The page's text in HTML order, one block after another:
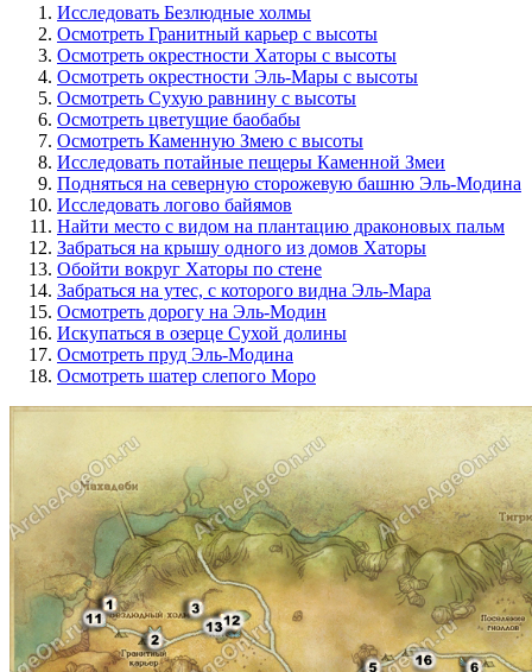
Исследовать Безлюдные холмы
Осмотреть Гранитный карьер с высоты
Осмотреть окрестности Хаторы с высоты
Осмотреть окрестности Эль-Мары с высоты
Осмотреть Сухую равнину с высоты
Осмотреть цветущие баобабы
Осмотреть Каменную Змею с высоты
Исследовать потайные пещеры Каменной Змеи
Подняться на северную сторожевую башню Эль-Модина
Исследовать логово байямов
Найти место с видом на плантацию драконовых пальм
Забраться на крышу одного из домов Хаторы
Обойти вокруг Хаторы по стене
Забраться на утес, с которого видна Эль-Мара
Осмотреть дорогу на Эль-Модин
Искупаться в озерце Сухой долины
Осмотреть пруд Эль-Модина
Осмотреть шатер слепого Моро